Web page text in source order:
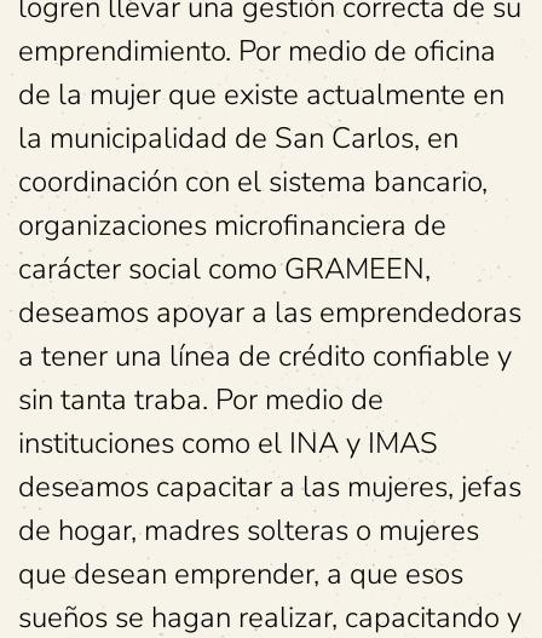
emprendimiento. Por medio de oficina
de la mujer que existe actualmente en
la municipalidad de San Carlos, en
coordinación con el sistema bancario,
organizaciones microfinanciera de
carácter social como GRAMEEN,
deseamos apoyar a las emprendedoras
a tener una línea de crédito confiable y
sin tanta traba. Por medio de
instituciones como el INA y IMAS
deseamos capacitar a las mujeres, jefas
de hogar, madres solteras o mujeres
que desean emprender, a que esos
sueños se hagan realizar, capacitando y